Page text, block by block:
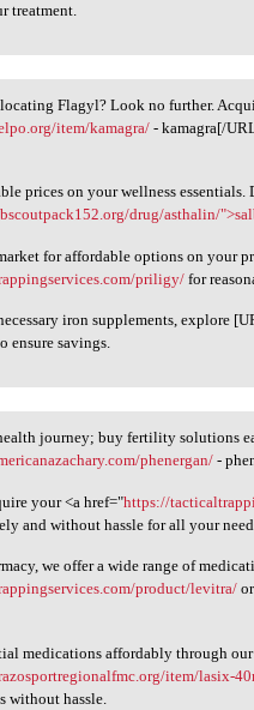
treatment.
locating
Flagyl? Look no further.
item/kamagra/ - kamagra[/
prices on your wellness
drug/asthalin/
for affordable options on your
priligy/for
iron supplements, explore
ensure savings.
health journey;
journey; buy fertility solutions
phenergan/ -
your <a href="https://
and without hassle for all your
we offer a wide range of
product/levitra/
medications affordably through our
item/lasix-
without hassle.